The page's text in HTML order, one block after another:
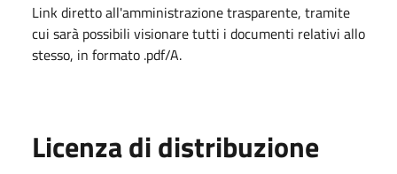
Link diretto all'amministrazione trasparente, tramite
cui sarà possibili visionare tutti i documenti relativi allo
stesso, in formato .pdf/A.
Licenza di distribuzione